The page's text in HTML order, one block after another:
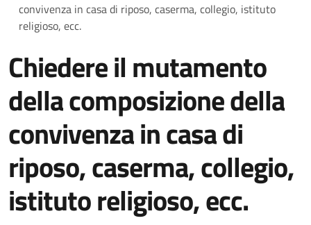
convivenza in casa di riposo, caserma, collegio, istituto
religioso, ecc.
Chiedere il mutamento
della composizione della
convivenza in casa di
riposo, caserma, collegio,
istituto religioso, ecc.